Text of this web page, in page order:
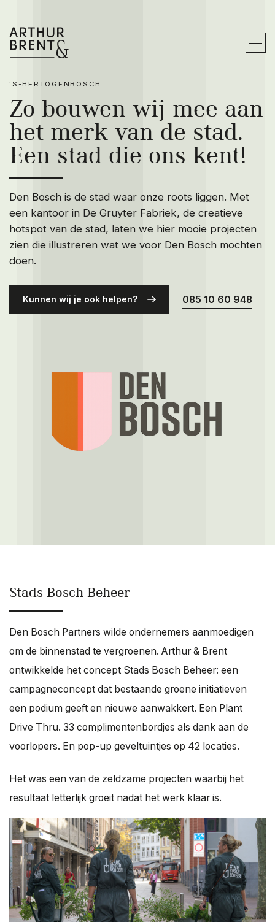
Zo werken wij
Merk bouwen
Merk doorvertalen
Merk activeren
We werken vanuit
Ons werk
Contact
'S-HERTOGENBOSCH
Zo bouwen wij mee aan
het merk van de stad.
Een stad die ons kent!
Den Bosch is de stad waar onze roots liggen. Met
een kantoor in De Gruyter Fabriek, de creatieve
hotspot van de stad, laten we hier mooie projecten
zien die illustreren wat we voor Den Bosch mochten
doen.
Kunnen wij je ook helpen? 085 10 60 948
Stads Bosch Beheer
Den Bosch Partners wilde ondernemers aanmoedigen
om de binnenstad te vergroenen. Arthur & Brent
ontwikkelde het concept Stads Bosch Beheer: een
campagneconcept dat bestaande groene initiatieven
een podium geeft en nieuwe aanwakkert. Een Plant
Drive Thru. 33 complimentenbordjes als dank aan de
voorlopers. En pop-up geveltuintjes op 42 locaties.
Het was een van de zeldzame projecten waarbij het
resultaat letterlijk groeit nadat het werk klaar is.